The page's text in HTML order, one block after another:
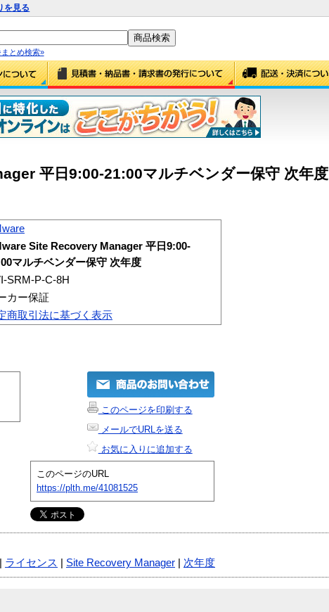
を見る
とめ検索»
平日9:00-21:00マルチベンダー保守 次年度
Site Recovery Manager 平日9:00-
マルチベンダー保守 次年度
SRM-P-C-8H
カー保証
商取引法に基づく表示
このページを印刷する
メールでURLを送る
お気に入りに追加する
このページのURL
https://plth.me/41081525
ライセンス Site Recovery Manager 次年度